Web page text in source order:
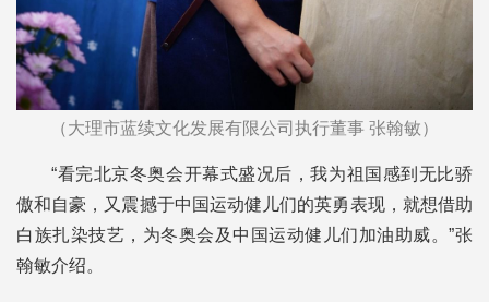
（大理市蓝续文化发展有限公司执行董事 张翰敏）
“看完北京冬奥会开幕式盛况后，我为祖国感到无比骄
傲和自豪，又震撼于中国运动健儿们的英勇表现，就想借助
白族扎染技艺，为冬奥会及中国运动健儿们加油助威。”张
翰敏介绍。